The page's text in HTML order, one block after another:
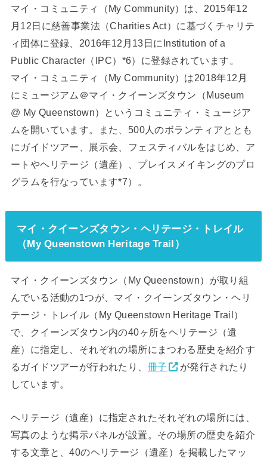
マイ・コミュニティ（My Community）は、2015年12
月12日に慈善事業法（Charities Act）に基づくチャリテ
ィ団体に登録、2016年12月13日にInstitution of a
Public Character（IPC）*6）に登録されています。
マイ・コミュニティ（My Community）は2018年12月
にミュージアム＠マイ・クイーンズタウン（Museum
@ My Queenstown）というコミュニティ・ミュージア
ムを開いています。また、500人のボランティアととも
にガイドツアー、展示会、フェスティバルをはじめ、ア
ートやヘリテージ（遺産）、プレイスメイキングのプロ
グラムを行なっています*7）。
マイ・クイーンズタウン・ヘリテージ・トレイル
（My Queenstown Heritage Trail）
マイ・クイーンズタウン（My Queenstown）が取り組
んでいる活動の1つが、マイ・クイーンズタウン・ヘリ
テージ・トレイル（My Queenstown Heritage Trail）
で、クイーンズタウン内の40ヶ所をヘリテージ（遺
産）に指定し、それぞれの場所にまつわる歴史を紹介す
るガイドツアーが行われたり、 冊子
が発行されたり
しています。
ヘリテージ（遺産）に指定されたそれぞれの場所には、
写真のような掲示パネルが設置。その場所の歴史を紹介
する文章と、40のヘリテージ（遺産）を掲載したマッ